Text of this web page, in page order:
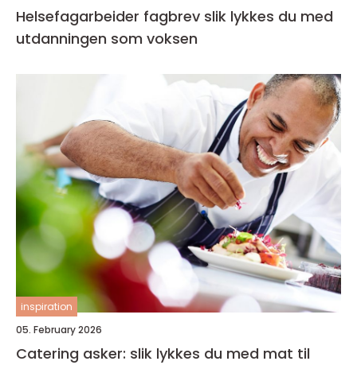
Helsefagarbeider fagbrev slik lykkes du med
utdanningen som voksen
inspiration
05. February 2026
Catering asker: slik lykkes du med mat til